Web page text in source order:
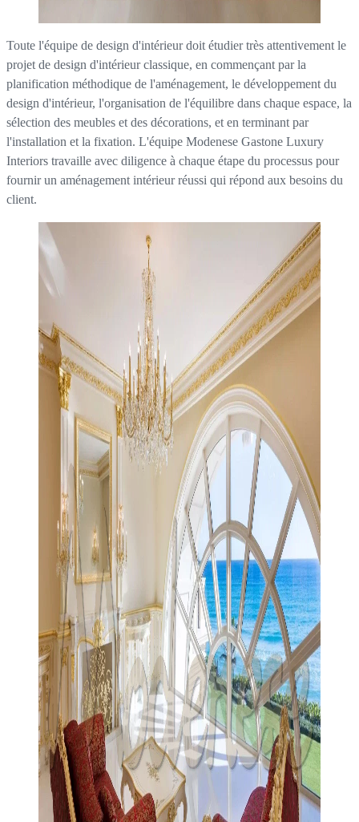
Toute l'équipe de design d'intérieur doit étudier très attentivement le
projet de design d'intérieur classique, en commençant par la
planification méthodique de l'aménagement, le développement du
design d'intérieur, l'organisation de l'équilibre dans chaque espace, la
sélection des meubles et des décorations, et en terminant par
l'installation et la fixation. L'équipe Modenese Gastone Luxury
Interiors travaille avec diligence à chaque étape du processus pour
fournir un aménagement intérieur réussi qui répond aux besoins du
client.